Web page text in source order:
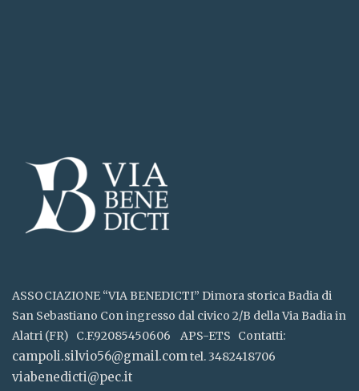
ASSOCIAZIONE “VIA BENEDICTI” Dimora storica Badia di
San Sebastiano Con ingresso dal civico 2/B della Via Badia in
Alatri (FR) C.F.92085450606 APS-ETS Contatti:
campoli.silvio56@gmail.comtel. 3482418706
viabenedicti@pec.it